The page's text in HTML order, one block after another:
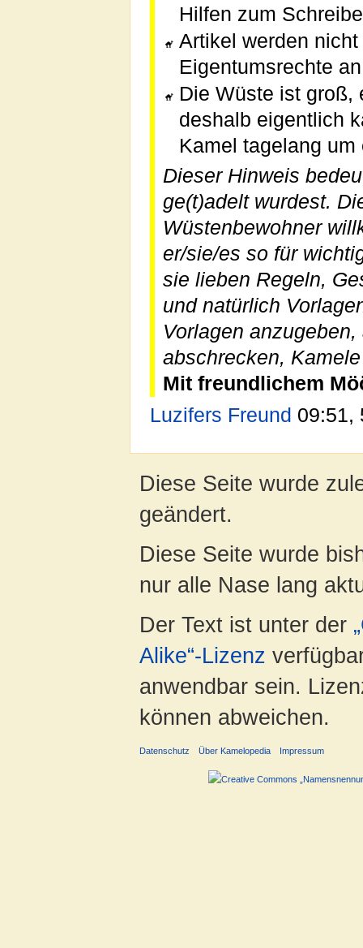
Hilfen zum
Artikel werden
Eigentumsrechte
Die Wüste ist
deshalb eigentlich
Kamel tagelang
Dieser Hinweis
ge(t)adelt wurdest.
Wüstenbewohner
er/sie/es so für
sie lieben Regeln,
und natürlich
Vorlagen
abschrecken,
Mit freundlichem
Luzifers Freund 09:51,
Diese Seite wurde
geändert.
Diese Seite wurde
nur alle Nase lang
Der Text ist unter der
Alike“-Lizenz
anwendbar sein.
können abweichen.
Datenschutz Über Kamelopedia Impressum